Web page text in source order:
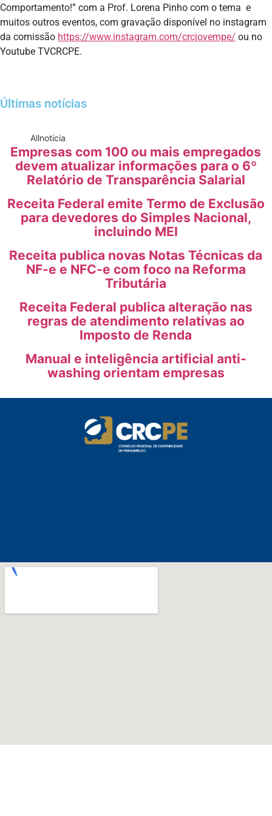
Comportamento!” com a Prof. Lorena Pinho com o tema e
muitos outros eventos, com gravação disponível no instagram
da comissão https://www.instagram.com/crcjovempe/ ou no
Youtube TVCRCPE.
Últimas notícias
Allnoticia
Empresas com 100 ou mais empregados
devem atualizar informações para o 6º
Relatório de Transparência Salarial
Receita Federal emite Termo de Exclusão
para devedores do Simples Nacional,
incluindo MEI
Receita publica novas Notas Técnicas da
NF-e e NFC-e com foco na Reforma
Tributária
Receita Federal publica alteração nas
regras de atendimento relativas ao
Imposto de Renda
Manual e inteligência artificial anti-
washing orientam empresas